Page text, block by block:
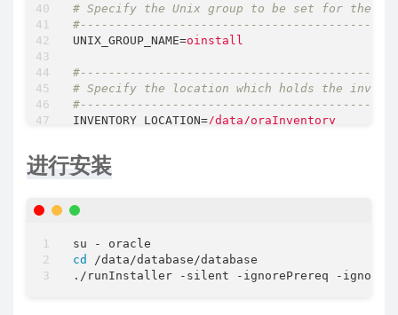
# Specify the Unix group to be set for the
UNIX_GROUP_NAME=oinstall
# Specify the location which holds the
INVENTORY_LOCATION=/data/oraInventory
# Specify the languages in which the
# fr   : French
# bn   : Bengali
# pt_BR: Brazilian Portuguese
# bg   : Bulgarian
进行安装
cd
/data/database/database